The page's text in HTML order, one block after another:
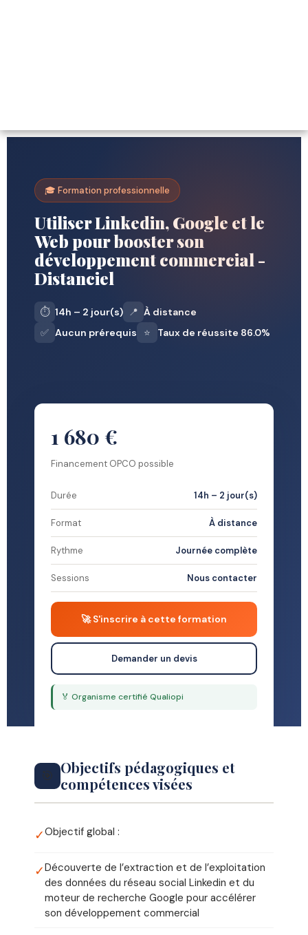
🎓 Formation professionnelle
Utiliser Linkedin, Google et le
Web pour booster son
développement commercial -
Distanciel
⏱️ 14h – 2 jour(s) 📍 À distance
✅ Aucun prérequis ⭐ Taux de réussite 86.0%
1 680 €
Financement OPCO possible
Durée 14h – 2 jour(s)
Format À distance
Rythme Journée complète
Sessions Nous contacter
🚀 S'inscrire à cette formation
Demander un devis
🏅 Organisme certifié Qualiopi
🎯
Objectifs pédagogiques et
compétences visées
✓Objectif global :
✓Découverte de l’extraction et de l’exploitation
des données du réseau social Linkedin et du
moteur de recherche Google pour accélérer
son développement commercial